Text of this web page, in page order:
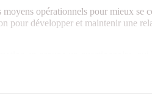
opérationnels pour mieux se
pour développer et maintenir une